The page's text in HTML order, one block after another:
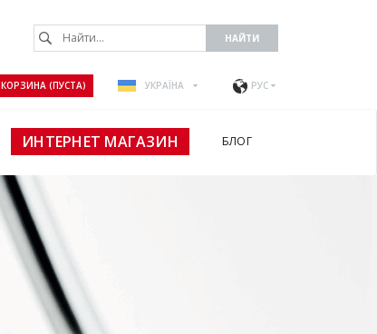
КОРЗИНА (ПУСТА) УКРАЇНА РУС
ИНТЕРНЕТ МАГАЗИН БЛОГ